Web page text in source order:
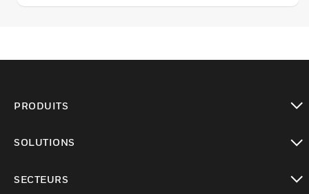
PRODUITS
SOLUTIONS
SECTEURS